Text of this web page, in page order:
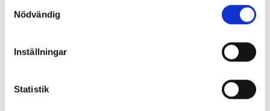
Nödvändig
Inställningar
Statistik
naturskön omgivning.